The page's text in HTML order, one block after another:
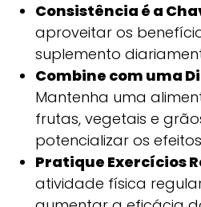
Consistência é a
aproveitar os
suplemento
Combine com uma
Mantenha uma
frutas, vegetais e
potencializar os
Pratique Exercícios
atividade física